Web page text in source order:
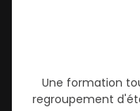
Une formation
regroupement